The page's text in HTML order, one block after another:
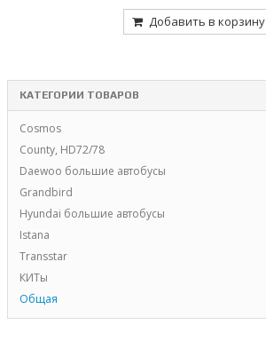
Добавить в корзину
КАТЕГОРИИ ТОВАРОВ
Cosmos
County, HD72/78
Daewoo большие автобусы
Grandbird
Hyundai большие автобусы
Istana
Transstar
КИТы
Общая